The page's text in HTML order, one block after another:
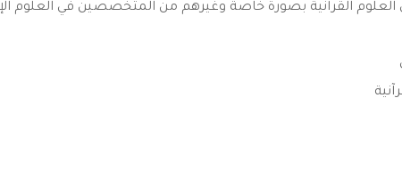
العلوم القرآنية بصورة خاصة وغيرهم من المتخصصين في العلوم